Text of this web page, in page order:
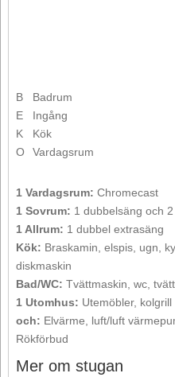
B
Badrum
E
Ingång
K
Kök
O
Vardagsrum
1 Vardagsrum: Chromecast
1 Sovrum: 1 dubbelsäng och
1 Allrum: 1 dubbel extrasäng
Kök: Braskamin, elspis, ugn,
diskmaskin
Bad/WC: Tvättmaskin, wc,
1 Utomhus: Utemöbler, kolgrill
och: Elvärme, luft/luft
Rökförbud
Mer om stugan